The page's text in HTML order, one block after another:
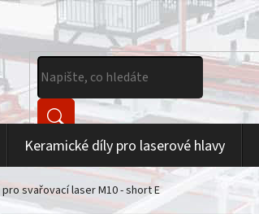
Keramické díly pro laserové hlavy
svařovací laser M10 - short E